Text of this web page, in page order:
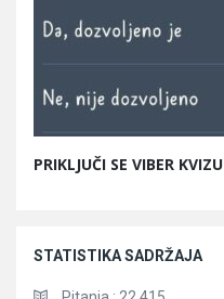
PRIKLJUČI SE VIBER KVIZU
STATISTIKA SADRŽAJA